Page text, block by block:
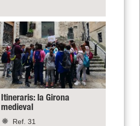
Itineraris: la Girona
medieval
Ref. 31